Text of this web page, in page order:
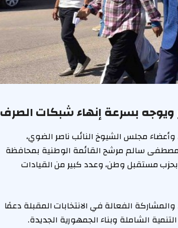
بسرعة إنهاء شبكات الصرف
مجلس الشيوخ النائب ناصر الضوي،
مصطفى سالم مرشح القائمة الوطنية بمحافظة
مستقبل وطن، وعدد كبير من القيادات
الفعالة في الانتخابات المقبلة دعمًا
الشاملة وبناء الجمهورية الجديدة.